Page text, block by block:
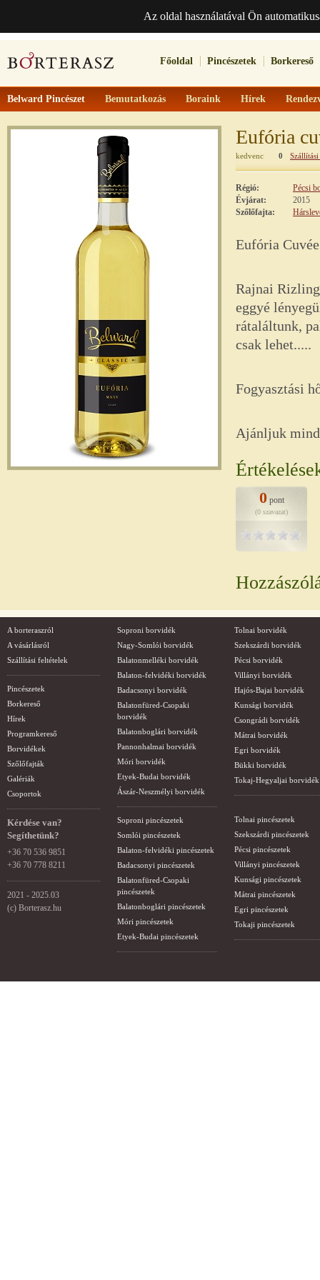
Az oldal használatával Ön
Főoldal Pincészetek Borkereső
Belward Pincészet Bemutatkozás Boraink Hírek
Eufória
kedvenc 0
Régió:
Pécsi
Évjárat:
2015
Szőlőfajta:
Eufória
Rajnai
eggyé
rátaláltunk,
csak lehet.....
Fogyasztási
Ajánljuk
0pont
(0 szavazat)
A borteraszról
A vásárlásról
Szállítási feltételek
Pincészetek
Borkereső
Hírek
Programkereső
Borvidékek
Szőlőfajták
Galériák
Csoportok
Kérdése van?
Segíthetünk?
+36 70 536 9851
+36 70 778 8211
2021 - 2025.03
(c) Borterasz.hu
Soproni borvidék
Nagy-Somlói borvidék
Balatonmelléki borvidék
Balaton-felvidéki borvidék
Badacsonyi borvidék
Balatonfüred-Csopaki
borvidék
Balatonboglári borvidék
Pannonhalmai borvidék
Móri borvidék
Etyek-Budai borvidék
Ászár-Neszmélyi borvidék
Soproni pincészetek
Somlói pincészetek
Balaton-felvidéki pincészetek
Badacsonyi pincészetek
Balatonfüred-Csopaki
pincészetek
Balatonboglári pincészetek
Móri pincészetek
Etyek-Budai pincészetek
Tolnai borvidék
Szekszárdi borvidék
Pécsi borvidék
Villányi borvidék
Hajós-Bajai borvidék
Kunsági borvidék
Csongrádi borvidék
Mátrai borvidék
Egri borvidék
Bükki borvidék
Tokaj-Hegyaljai borvidék
Tolnai pincészetek
Szekszárdi pincészetek
Pécsi pincészetek
Villányi pincészetek
Kunsági pincészetek
Mátrai pincészetek
Egri pincészetek
Tokaji pincészetek